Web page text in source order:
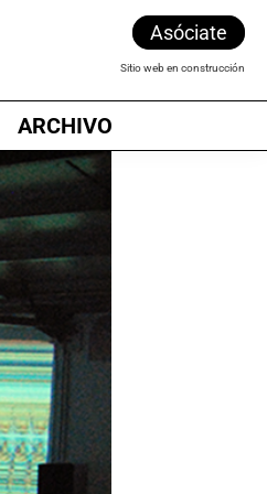
Asóciate
Sitio web en construcción
ARCHIVO